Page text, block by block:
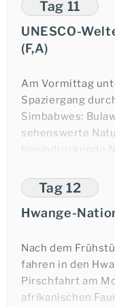
gaben dem
Namen.
In Bannockburn
Übernachtung im
Tag 11
UNESCO-
(F,A)
Am Vormittag
Spaziergang
Simbabwes:
sehenswerte
beeindruckende
Weltnaturerbe
die
geschliffenen,
verdankt. Dort
Aussichtspunkt
Rhodes,
Kolonialpolitiker
Tag 12
Hwange-
Nach dem
fahren in den
Pirschfahrt am
afrikanischen
Ich möchte